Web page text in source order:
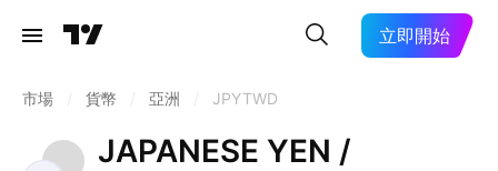
立即開始
市場 貨幣 亞洲 JPYTWD
JAPANESE YEN /